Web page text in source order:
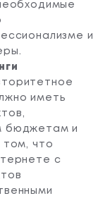
и
иметь
бюджетам и
том, что
с